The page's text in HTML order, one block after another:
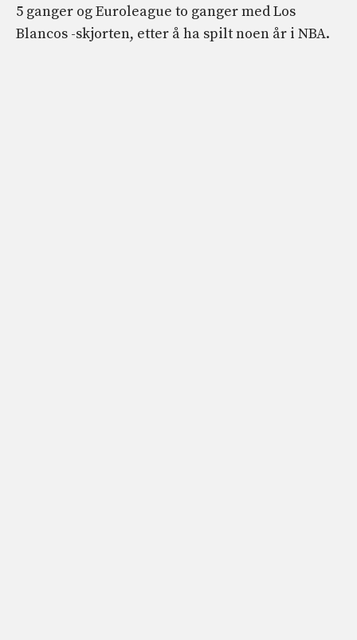
5 ganger og Euroleague to ganger med Los
Blancos -skjorten, etter å ha spilt noen år i NBA.